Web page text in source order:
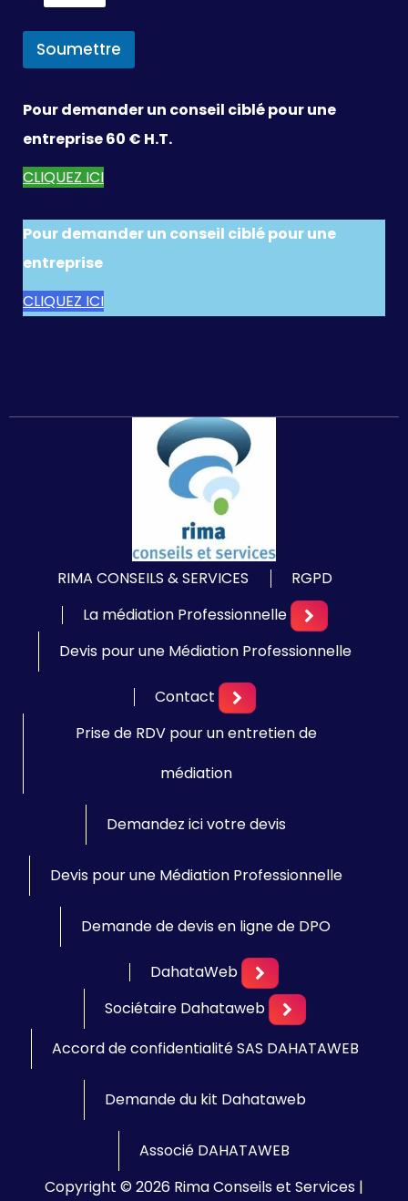
Soumettre
Pour demander un conseil ciblé pour une
entreprise 60 € H.T.
CLIQUEZ ICI
Pour demander un conseil ciblé pour une
entreprise
CLIQUEZ ICI
RIMA CONSEILS & SERVICES
RGPD
La médiation Professionnelle
Devis pour une Médiation Professionnelle
Contact
Prise de RDV pour un entretien de
médiation
Demandez ici votre devis
Devis pour une Médiation Professionnelle
Demande de devis en ligne de DPO
DahataWeb
Sociétaire Dahataweb
Accord de confidentialité SAS DAHATAWEB
Demande du kit Dahataweb
Associé DAHATAWEB
Copyright © 2026 Rima Conseils et Services |